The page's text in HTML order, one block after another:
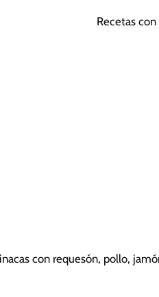
Recetas
con requesón, pollo,